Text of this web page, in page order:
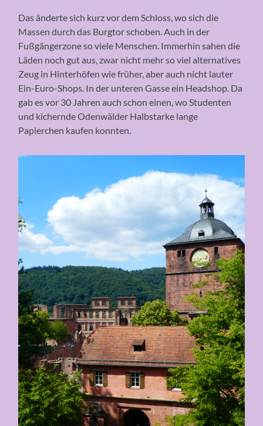
Das änderte sich kurz vor dem Schloss, wo sich die
Massen durch das Burgtor schoben. Auch in der
Fußgängerzone so viele Menschen. Immerhin sahen die
Läden noch gut aus, zwar nicht mehr so viel alternatives
Zeug in Hinterhöfen wie früher, aber auch nicht lauter
Ein-Euro-Shops. In der unteren Gasse ein Headshop. Da
gab es vor 30 Jahren auch schon einen, wo Studenten
und kichernde Odenwälder Halbstarke lange
Papierchen kaufen konnten.